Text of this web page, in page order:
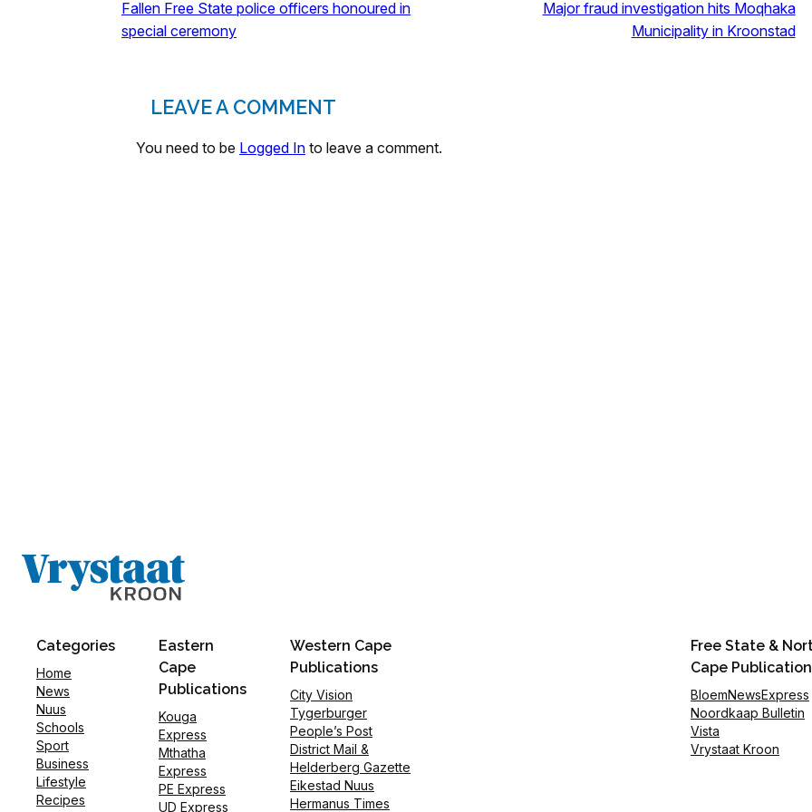
Fallen Free State police officers honoured in
special ceremony
Major fraud investigation hits Moqhaka
Municipality in Kroonstad
LEAVE A COMMENT
You need to be Logged In to leave a comment.
Categories
Home
News
Nuus
Schools
Sport
Business
Lifestyle
Recipes
Eastern
Cape
Publications
Kouga
Express
Mthatha
Express
PE Express
UD Express
Western Cape
Publications
City Vision
Tygerburger
People’s Post
District Mail &
Helderberg Gazette
Eikestad Nuus
Hermanus Times
Free State &
Cape
BloemNewsExpress
Noordkaap Bulletin
Vista
Vrystaat Kroon